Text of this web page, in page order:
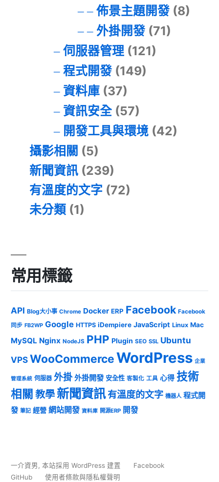
佈景主題開發(8)
外掛開發(71)
伺服器管理(121)
程式開發(149)
資料庫(37)
資訊安全(57)
開發工具與環境(42)
攝影相關 (5)
新聞資訊 (239)
有溫度的文字 (72)
未分類 (1)
常用標籤
API Blog大小事 Chrome Docker ERP Facebook Facebook
同步 FB2WP Google HTTPS iDempiere JavaScript Linux Mac
MySQL Nginx NodeJS PHP Plugin SEO SSL Ubuntu
VPSWooCommerceWordPress 企業
管理系統 伺服器 外掛 外掛開發 安全性 客製化 工具 心得 技術
相關 教學 新聞資訊有溫度的文字 機器人 程式開
發 筆記 經營 網站開發 資料庫 開源ERP 開發
一介資男, 本站採用 WordPress 建置
Facebook
GitHub
使用者條款與隱私權聲明